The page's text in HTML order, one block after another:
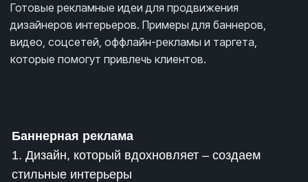
Готовые рекламные идеи для продвижения
дизайнеров интерьеров. Примеры для баннеров,
видео, соцсетей, оффлайн-рекламы и таргета,
которые помогут привлечь клиентов.
Баннерная реклама
1. Дизайн, который вдохновляет – создаем
стильные интерьеры